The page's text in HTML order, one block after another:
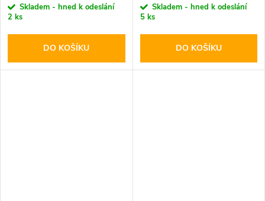
Skladem - hned k odeslání
2 ks
DO KOŠÍKU
Skladem - hned k odeslání
5 ks
DO KOŠÍKU